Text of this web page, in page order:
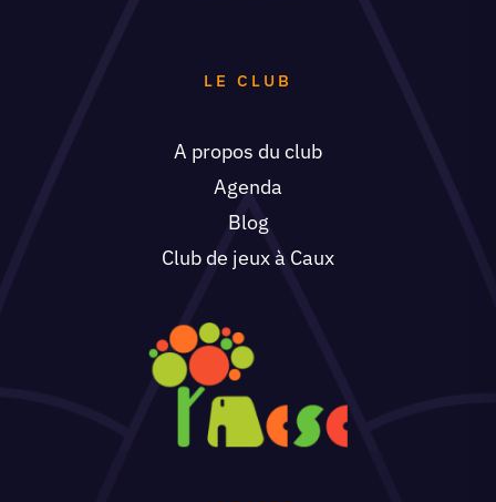
LE CLUB
A propos du club
Agenda
Blog
Club de jeux à Caux